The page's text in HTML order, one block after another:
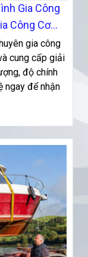
Gia Công
Công Cơ
gia công
cung cấp giải
độ chính
ngay để nhận